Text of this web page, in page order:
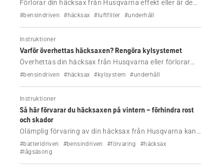
Förlorar din häcksax från Husqvarna effekt eller är den
svår att starta? Lär dig hur du rengör luftfiltret steg för
#bensindriven #häcksax #luftfilter #underhåll
Instruktioner
Varför överhettas häcksaxen? Rengöra kylsystemet
Överhettas din häcksax från Husqvarna eller förlorar
den effekt? Lär dig hur du rengör kylsystemet för att
#bensindriven #häcksax #kylsystem #underhåll
Instruktioner
Så här förvarar du häcksaxen på vintern – förhindra rost
och skador
Olämplig förvaring av din häcksax från Husqvarna kan
orsaka rost, skador på batteriet och motorproblem. Följ
de här enkla stegen för att skydda den under vintern.
#batteridriven #bensindriven #förvaring
#häcksax
#lågsäsong